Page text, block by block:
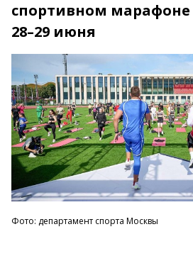
спортивном
28–29 июня
Фото: департамент спорта Москвы